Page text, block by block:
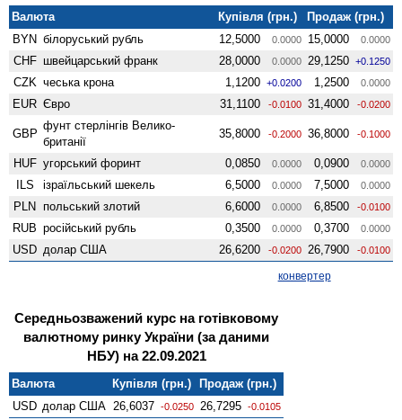
Валюта Купівля (грн.)
Продаж (грн.)
BYN білоруський рубль 12,5000 0.0000 15,0000 0.0000
CHF швейцарський франк 28,0000 0.0000 29,1250 +0.1250
CZK чеська крона 1,1200 +0.0200 1,2500 0.0000
EUR Євро 31,1100 -0.0100 31,4000 -0.0200
GBP
фунт стерлінгів Велико­
британії
35,8000 -0.2000 36,8000 -0.1000
HUF угорський форинт 0,0850 0.0000 0,0900 0.0000
ILS ізраїльський шекель 6,5000 0.0000 7,5000 0.0000
PLN польський злотий 6,6000 0.0000 6,8500 -0.0100
RUB російський рубль 0,3500 0.0000 0,3700 0.0000
USD долар США 26,6200 -0.0200 26,7900 -0.0100
конвертер
Середньозважений курс на готівковому
валютному ринку України (за даними
НБУ) на 22.09.2021
Валюта Купівля (грн.)
Продаж (грн.)
USD долар США 26,6037 -0.0250 26,7295 -0.0105